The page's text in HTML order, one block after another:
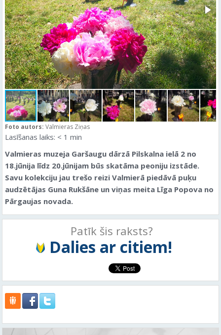
Foto autors: Valmieras Ziņas
Lasīšanas laiks: < 1 min
Valmieras muzeja Garšaugu dārzā Pilskalna ielā 2 no
18.jūnija līdz 20.jūnijam būs skatāma peoniju izstāde.
Savu kolekciju jau trešo reizi Valmierā piedāvā puķu
audzētājas Guna Rukšāne un viņas meita Līga Popova no
Pārgaujas novada.
Patīk šis raksts?
Dalies ar citiem!